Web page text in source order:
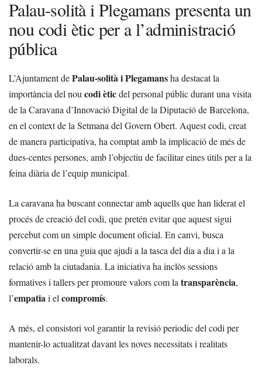
Palau-solità i Plegamans presenta un
nou codi ètic per a l’administració
pública
L’Ajuntament dePalau-solità i Plegamansha destacat la
importància del nou codi èticdel personal públic durant una visita
de la Caravana d’Innovació Digital de la Diputació de Barcelona,
en el context de la Setmana del Govern Obert. Aquest codi, creat
de manera participativa, ha comptat amb la implicació de més de
dues-centes persones, amb l’objectiu de facilitar eines útils per a la
feina diària de l’equip municipal.
La caravana ha buscant connectar amb aquells que han liderat el
procés de creació del codi, que pretén evitar que aquest sigui
percebut com un simple document oficial. En canvi, busca
convertir-se en una guia que ajudi a la tasca del dia a dia i a la
relació amb la ciutadania. La iniciativa ha inclòs sessions
formatives i tallers per promoure valors com la transparència,
l’empatiai el compromís.
A més, el consistori vol garantir la revisió periodic del codi per
mantenir-lo actualitzat davant les noves necessitats i realitats
laborals.